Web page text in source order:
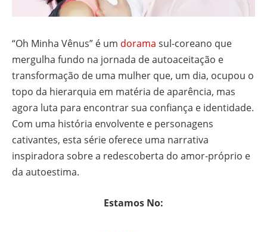
“Oh Minha Vênus” é um dorama sul-coreano que
mergulha fundo na jornada de autoaceitação e
transformação de uma mulher que, um dia, ocupou o
topo da hierarquia em matéria de aparência, mas
agora luta para encontrar sua confiança e identidade.
Com uma história envolvente e personagens
cativantes, esta série oferece uma narrativa
inspiradora sobre a redescoberta do amor-próprio e
da autoestima.
Estamos No: